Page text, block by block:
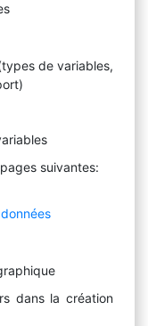
de variables,
suivantes:
dans la création